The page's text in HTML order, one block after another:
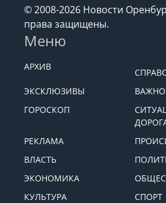
© 2008-2026 Новости
права защищены.
Меню
АРХИВ
ЭКСКЛЮЗИВЫ
ГОРОСКОП
РЕКЛАМА
ВЛАСТЬ
ЭКОНОМИКА
КУЛЬТУРА
СПОРТ